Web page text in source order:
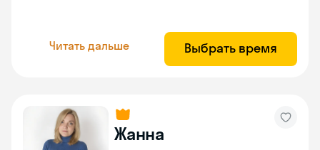
Читать дальше Выбрать время
Жанна